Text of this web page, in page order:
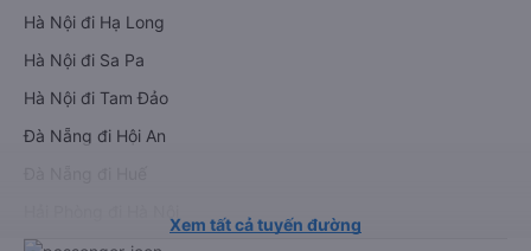
Hà Nội đi Hạ Long
Hà Nội đi Sa Pa
Hà Nội đi Tam Đảo
Đà Nẵng đi Hội An
Xem tất cả tuyến đường